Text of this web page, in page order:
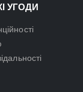
УГОДИ